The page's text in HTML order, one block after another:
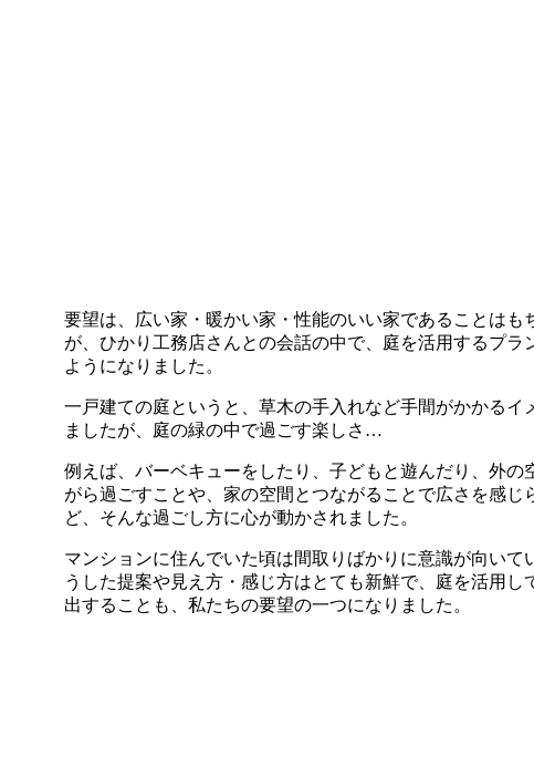
要望は、広い家・暖かい家・性能のいい家であることはも
が、ひかり工務店さんとの会話の中で、庭を活用するプラ
ようになりました。
一戸建ての庭というと、草木の手入れなど手間がかかるイ
ましたが、庭の緑の中で過ごす楽しさ…
例えば、バーベキューをしたり、子どもと遊んだり、外の
がら過ごすことや、家の空間とつながることで広さを感じ
ど、そんな過ごし方に心が動かされました。
マンションに住んでいた頃は間取りばかりに意識が向いて
うした提案や見え方・感じ方はとても新鮮で、庭を活用し
出することも、私たちの要望の一つになりました。